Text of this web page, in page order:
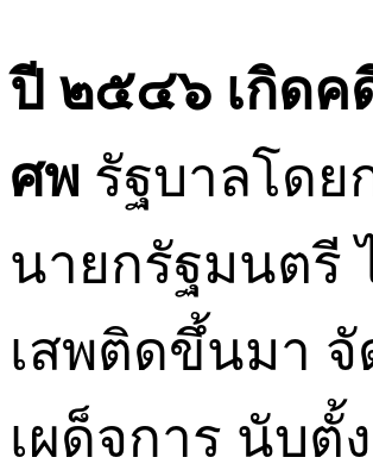
ปี ๒๕๔๖ เกิดค
ศพ รัฐบาลโด
นายกรัฐมนตรี
เสพติดขึ้นมา
เผด็จการ นับ